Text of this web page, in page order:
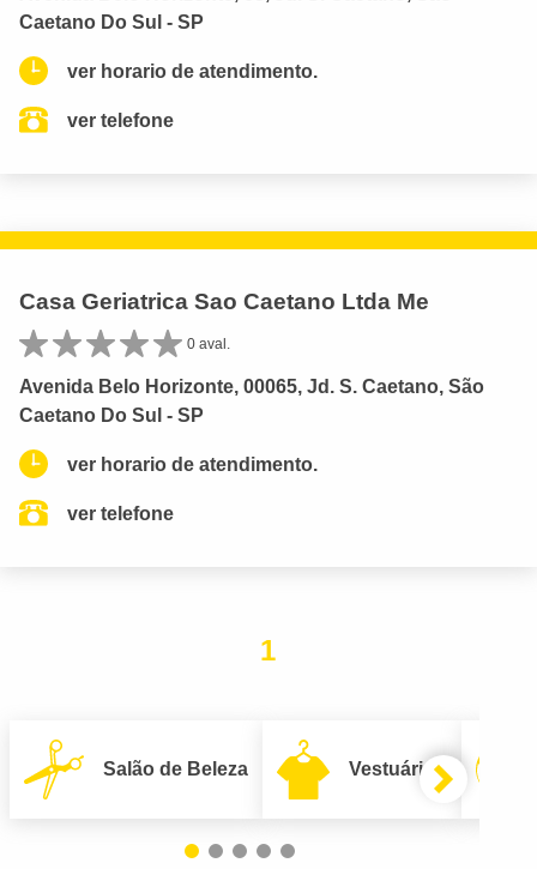
Caetano Do Sul - SP
ver horario de atendimento.
ver telefone
Casa Geriatrica Sao Caetano Ltda Me
0 aval.
Avenida Belo Horizonte, 00065, Jd. S. Caetano, São
Caetano Do Sul - SP
ver horario de atendimento.
ver telefone
1
Salão de Beleza Vestuário